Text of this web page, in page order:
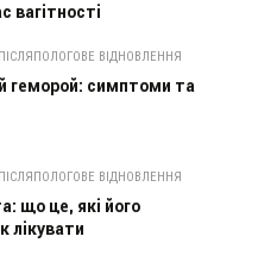
вагітності
ПІСЛЯПОЛОГОВЕ ВІДНОВЛЕННЯ
геморой: симптоми та
ПІСЛЯПОЛОГОВЕ ВІДНОВЛЕННЯ
що це, які його
лікувати